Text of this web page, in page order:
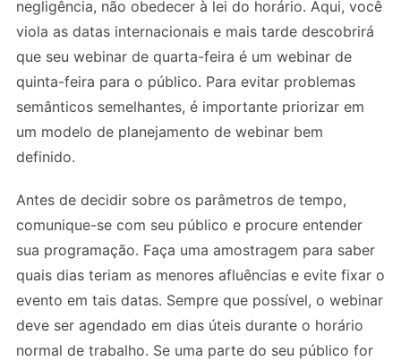
negligência, não obedecer à lei do horário. Aqui, você
viola as datas internacionais e mais tarde descobrirá
que seu webinar de quarta-feira é um webinar de
quinta-feira para o público. Para evitar problemas
semânticos semelhantes, é importante priorizar em
um modelo de planejamento de webinar bem
definido.
Antes de decidir sobre os parâmetros de tempo,
comunique-se com seu público e procure entender
sua programação. Faça uma amostragem para saber
quais dias teriam as menores afluências e evite fixar o
evento em tais datas. Sempre que possível, o webinar
deve ser agendado em dias úteis durante o horário
normal de trabalho. Se uma parte do seu público for